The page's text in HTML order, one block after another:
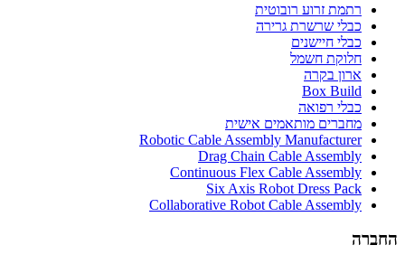
רתמת זרוע רובוטית
כבלי שרשרת גרירה
כבלי חיישנים
חלוקת חשמל
ארון בקרה
Box Build
כבלי רפואה
מחברים מותאמים אישית
Robotic Cable Assembly Manufacturer
Drag Chain Cable Assembly
Continuous Flex Cable Assembly
Six Axis Robot Dress Pack
Collaborative Robot Cable Assembly
החברה